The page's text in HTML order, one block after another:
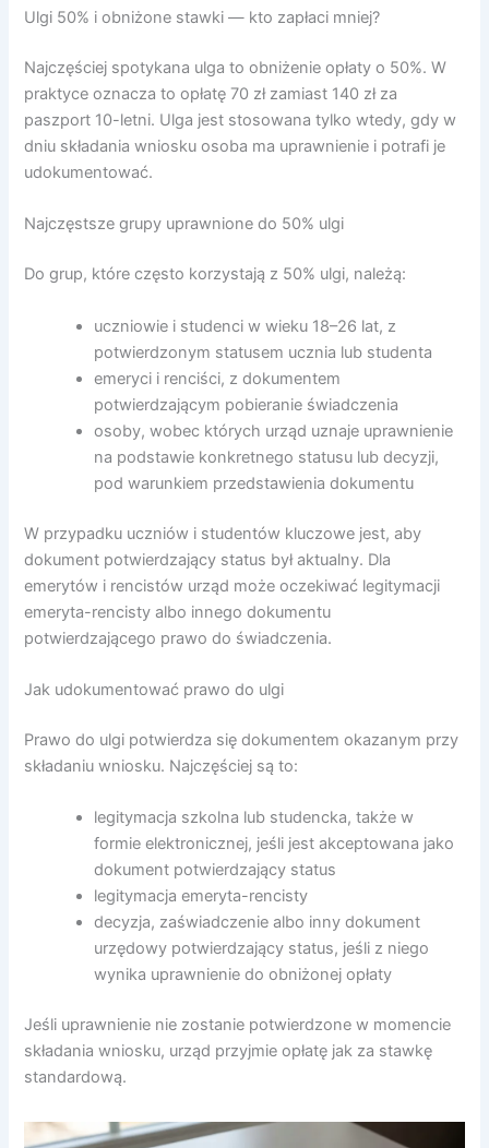
Ulgi 50% i obniżone stawki — kto zapłaci mniej?
Najczęściej spotykana ulga to obniżenie opłaty o 50%. W
praktyce oznacza to opłatę 70 zł zamiast 140 zł za
paszport 10-letni. Ulga jest stosowana tylko wtedy, gdy w
dniu składania wniosku osoba ma uprawnienie i potrafi je
udokumentować.
Najczęstsze grupy uprawnione do 50% ulgi
Do grup, które często korzystają z 50% ulgi, należą:
uczniowie i studenci w wieku 18–26 lat, z
potwierdzonym statusem ucznia lub studenta
emeryci i renciści, z dokumentem
potwierdzającym pobieranie świadczenia
osoby, wobec których urząd uznaje uprawnienie
na podstawie konkretnego statusu lub decyzji,
pod warunkiem przedstawienia dokumentu
W przypadku uczniów i studentów kluczowe jest, aby
dokument potwierdzający status był aktualny. Dla
emerytów i rencistów urząd może oczekiwać legitymacji
emeryta-rencisty albo innego dokumentu
potwierdzającego prawo do świadczenia.
Jak udokumentować prawo do ulgi
Prawo do ulgi potwierdza się dokumentem okazanym przy
składaniu wniosku. Najczęściej są to:
legitymacja szkolna lub studencka, także w
formie elektronicznej, jeśli jest akceptowana jako
dokument potwierdzający status
legitymacja emeryta-rencisty
decyzja, zaświadczenie albo inny dokument
urzędowy potwierdzający status, jeśli z niego
wynika uprawnienie do obniżonej opłaty
Jeśli uprawnienie nie zostanie potwierdzone w momencie
składania wniosku, urząd przyjmie opłatę jak za stawkę
standardową.